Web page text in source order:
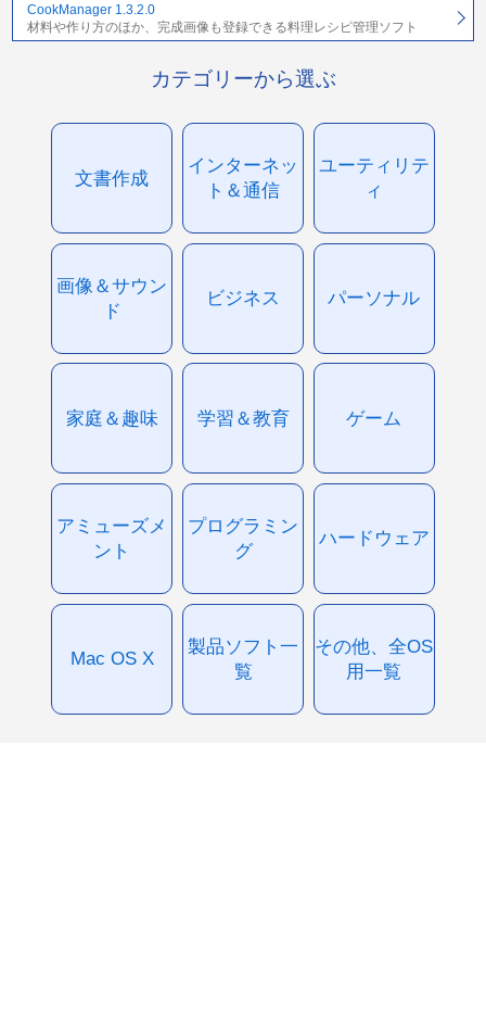
CookManager 1.3.2.0
材料や作り方のほか、完成画像も登録できる料理レシピ管理ソフト
カテゴリーから選ぶ
文書作成
インターネッ
ト＆通信
ユーティリテ
ィ
画像＆サウン
ド
ビジネス パーソナル
家庭＆趣味 学習＆教育 ゲーム
アミューズメ
ント
プログラミン
グ
ハードウェア
Mac OS X
製品ソフト一
覧
その他、全OS
用一覧